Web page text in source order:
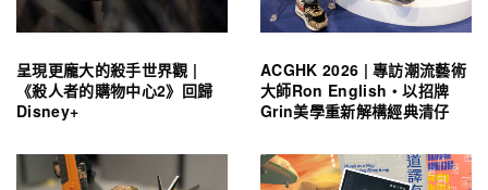
呈現更龐大的殺手世界觀 |
《殺人者的購物中心2》回歸
Disney+
ACGHK 2026 | 專訪潮流藝術
大師Ron English・以招牌
Grin美學重新解構經典清仔